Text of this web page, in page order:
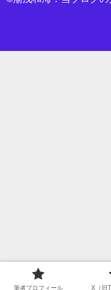
筆者プロフィール X（旧